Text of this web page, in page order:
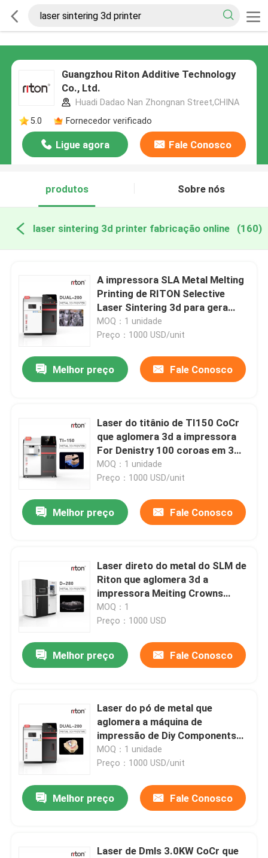
Guangzhou Riton Additive Technology
Co., Ltd.
Huadi Dadao Nan Zhongnan Street,CHINA
5.0
Fornecedor verificado
Ligue agora Fale Conosco
produtos Sobre nós
laser sintering 3d printer fabricação online (160)
A impressora SLA Metal Melting
Printing de RITON Selective
Laser Sintering 3d para gera
componentes
MOQ：1 unidade
Preço：1000 USD/unit
Melhor preço Fale Conosco
Laser do titânio de TI150 CoCr
que aglomera 3d a impressora
For Denistry 100 coroas em 3
horas de espessura 20-50μM
MOQ：1 unidade
Preço：1000 USD/unit
Melhor preço Fale Conosco
Laser direto do metal do SLM de
Riton que aglomera 3d a
impressora Meiting Crowns
Bridges para Laborator dental
MOQ：1
Preço：1000 USD
Melhor preço Fale Conosco
Laser do pó de metal que
aglomera a máquina de
impressão de Diy Components
800KG Sls da impressora 3D
MOQ：1 unidade
Preço：1000 USD/unit
Melhor preço Fale Conosco
Laser de Dmls 3.0KW CoCr que